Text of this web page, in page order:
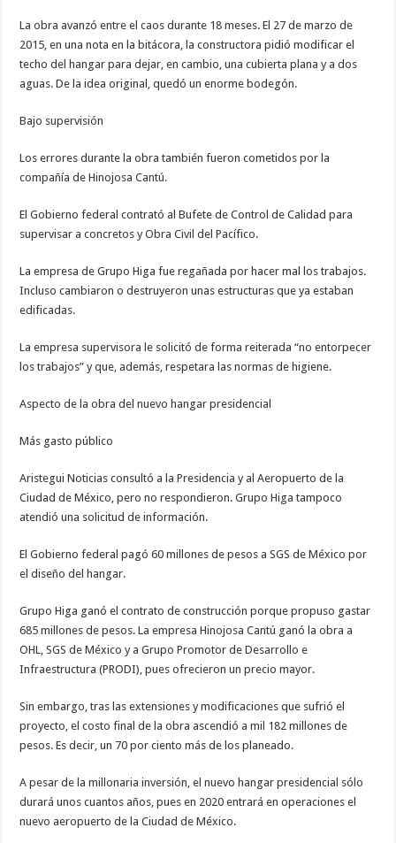
La obra avanzó entre el caos durante 18 meses. El 27 de marzo de
2015, en una nota en la bitácora, la constructora pidió modificar el
techo del hangar para dejar, en cambio, una cubierta plana y a dos
aguas. De la idea original, quedó un enorme bodegón.
Bajo supervisión
Los errores durante la obra también fueron cometidos por la
compañía de Hinojosa Cantú.
El Gobierno federal contrató al Bufete de Control de Calidad para
supervisar a concretos y Obra Civil del Pacífico.
La empresa de Grupo Higa fue regañada por hacer mal los trabajos.
Incluso cambiaron o destruyeron unas estructuras que ya estaban
edificadas.
La empresa supervisora le solicitó de forma reiterada “no entorpecer
los trabajos” y que, además, respetara las normas de higiene.
Aspecto de la obra del nuevo hangar presidencial
Más gasto público
Aristegui Noticias consultó a la Presidencia y al Aeropuerto de la
Ciudad de México, pero no respondieron. Grupo Higa tampoco
atendió una solicitud de información.
El Gobierno federal pagó 60 millones de pesos a SGS de México por
el diseño del hangar.
Grupo Higa ganó el contrato de construcción porque propuso gastar
685 millones de pesos. La empresa Hinojosa Cantú ganó la obra a
OHL, SGS de México y a Grupo Promotor de Desarrollo e
Infraestructura (PRODI), pues ofrecieron un precio mayor.
Sin embargo, tras las extensiones y modificaciones que sufrió el
proyecto, el costo final de la obra ascendió a mil 182 millones de
pesos. Es decir, un 70 por ciento más de los planeado.
A pesar de la millonaria inversión, el nuevo hangar presidencial sólo
durará unos cuantos años, pues en 2020 entrará en operaciones el
nuevo aeropuerto de la Ciudad de México.